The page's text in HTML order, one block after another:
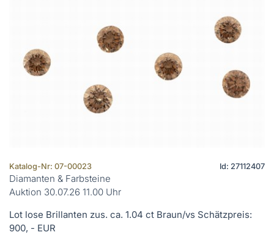
Katalog-Nr: 07-00023 Id: 27112407
Diamanten & Farbsteine
Auktion 30.07.26 11.00 Uhr
Lot lose Brillanten zus. ca. 1.04 ct Braun/vs Schätzpreis:
900, - EUR